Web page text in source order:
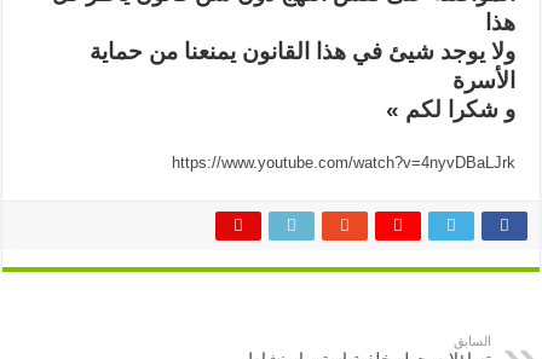
هذا
ولا يوجد شيئ في هذا القانون يمنعنا من حماية
الأسرة
و شكرا لكم »
https://www.youtube.com/watch?v=4nyvDBaLJrk
السابق